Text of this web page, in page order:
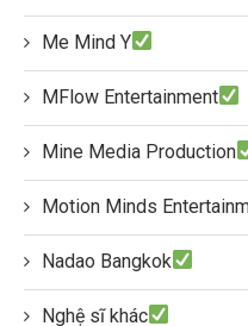
Me Mind Y
MFlow Entertainment
Mine Media Production
Motion Minds
Nadao Bangkok
Nghệ sĩ khác